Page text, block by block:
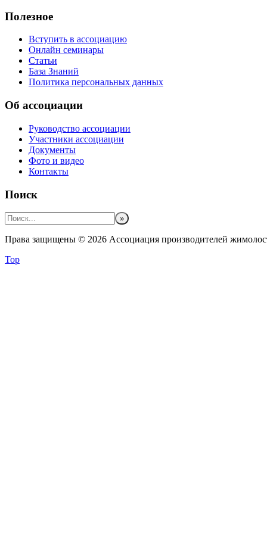
Полезное
Вступить в ассоциацию
Онлайн семинары
Статьи
База Знаний
Политика персональных данных
Об ассоциации
Руководство ассоциации
Участники ассоциации
Документы
Фото и видео
Контакты
Поиск
Права защищены © 2026 Ассоциация производителей
Top